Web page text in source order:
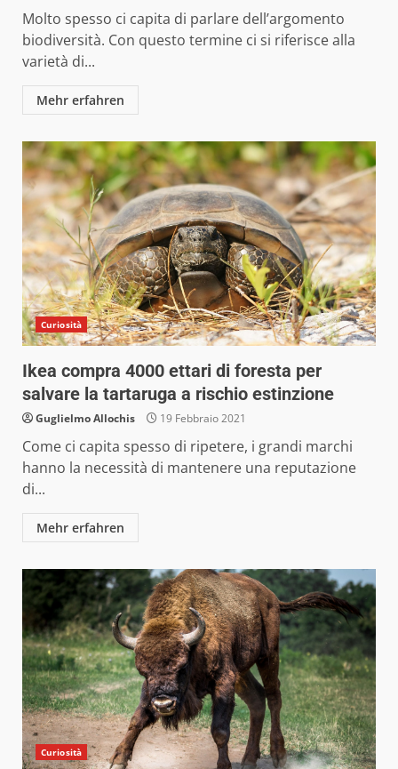
Molto spesso ci capita di parlare dell’argomento
biodiversità. Con questo termine ci si riferisce alla
varietà di...
Mehr erfahren
Curiosità
Ikea compra 4000 ettari di foresta per
salvare la tartaruga a rischio estinzione
Guglielmo Allochis 19 Febbraio 2021
Come ci capita spesso di ripetere, i grandi marchi
hanno la necessità di mantenere una reputazione
di...
Mehr erfahren
Curiosità